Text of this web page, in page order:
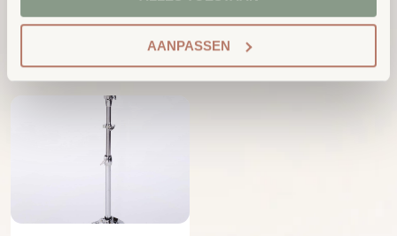
AANPASSEN
opvouwbaar zwart Muzieknoten
€
BTW